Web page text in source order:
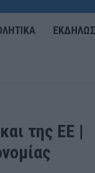
της ΕΕ |